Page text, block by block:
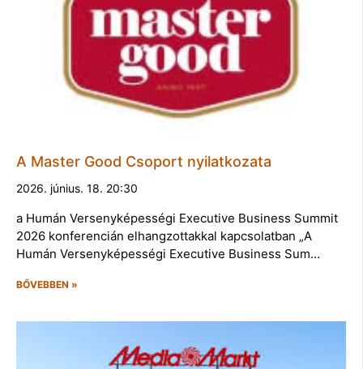
A Master Good Csoport nyilatkozata
2026. június. 18. 20:30
a Humán Versenyképességi Executive Business Summit
2026 konferencián elhangzottakkal kapcsolatban „A
Humán Versenyképességi Executive Business Sum…
BŐVEBBEN »